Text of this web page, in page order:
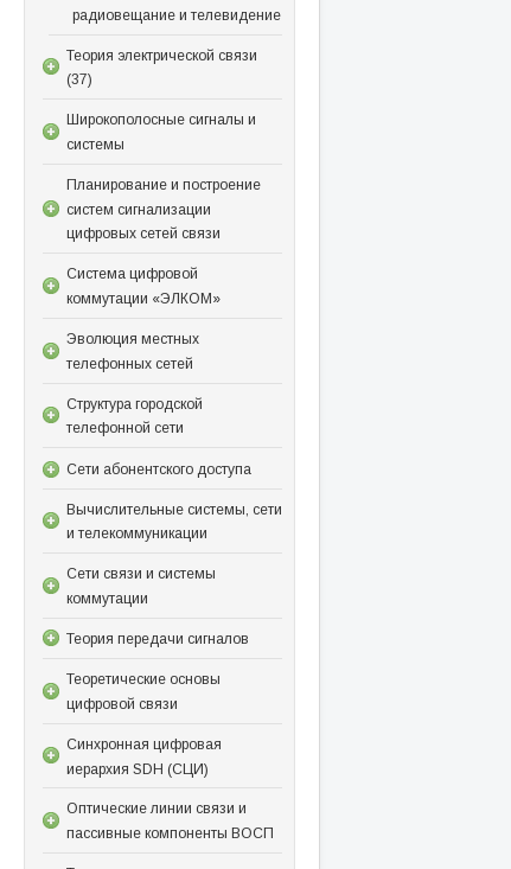
радиовещание и телевидение
Теория электрической связи
(37)
Широкополосные сигналы и
системы
Планирование и построение
систем сигнализации
цифровых сетей связи
Система цифровой
коммутации «ЭЛКОМ»
Эволюция местных
телефонных сетей
Структура городской
телефонной сети
Сети абонентского доступа
Вычислительные системы, сети
и телекоммуникации
Сети связи и системы
коммутации
Теория передачи сигналов
Теоретические основы
цифровой связи
Синхронная цифровая
иерархия SDH (СЦИ)
Оптические линии связи и
пассивные компоненты ВОСП